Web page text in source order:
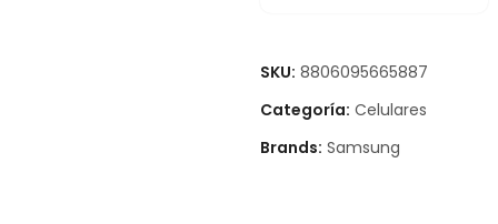
SKU: 8806095665887
Categoría: Celulares
Brands: Samsung